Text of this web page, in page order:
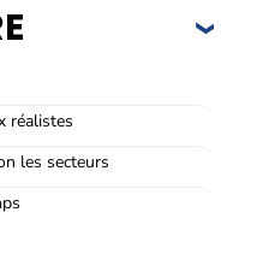
réalistes
les secteurs